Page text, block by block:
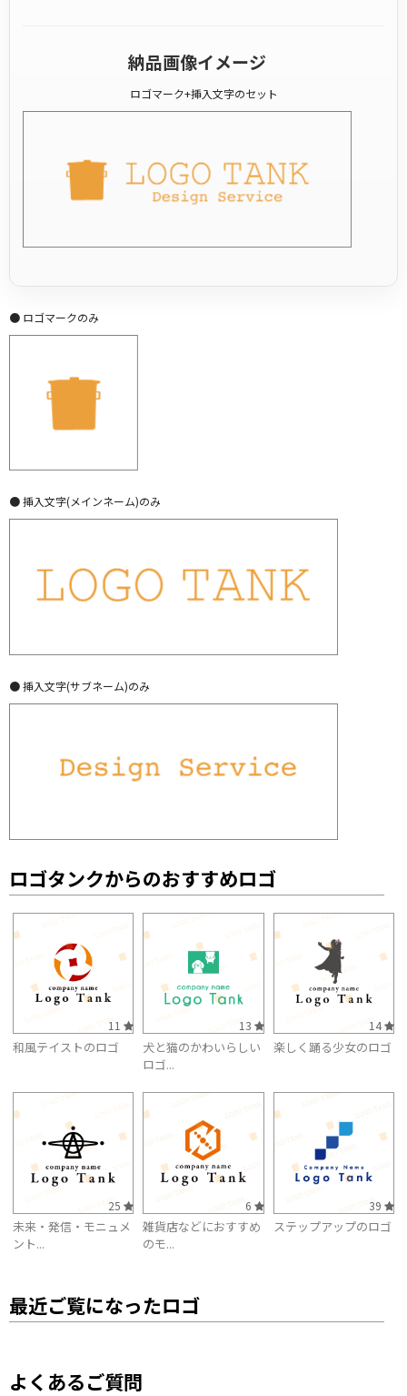
納品画像イメージ
ロゴマーク+挿入文字のセット
● ロゴマークのみ
● 挿入文字(メインネーム)のみ
● 挿入文字(サブネーム)のみ
ロゴタンクからのおすすめロゴ
11
和風テイストのロゴ
13
犬と猫のかわいらしい
ロゴ...
14
楽しく踊る少女のロゴ
25
未来・発信・モニュメ
ント...
6
雑貨店などにおすすめ
のモ...
39
ステップアップのロゴ
最近ご覧になったロゴ
よくあるご質問